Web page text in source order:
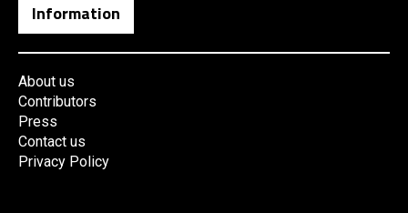
Information
About us
Contributors
Press
Contact us
Privacy Policy